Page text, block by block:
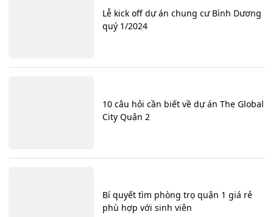
Lễ kick off dự án chung cư Bình Dương
quý 1/2024
10 câu hỏi cần biết về dự án The Global
City Quận 2
Bí quyết tìm phòng trọ quận 1 giá rẻ
phù hợp với sinh viên